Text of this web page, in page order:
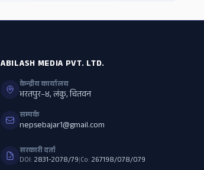
ABILASH MEDIA PVT. LTD.
केन्द्रीय कार्यालय
भरतपुर–४, लंकु, चितवन
सम्पर्क
nepsebajar1@gmail.com
सरकारी दर्ता
DOI: 2831-2078/79|Co: 267198/078/079